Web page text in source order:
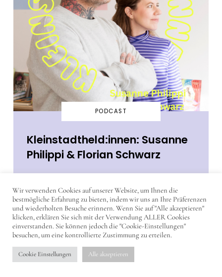
PODCAST
Kleinstadtheld:innen: Susanne
Philippi & Florian Schwarz
darüber, wie aus einer Idee der
Buchfink Verlag wurde und warum
Geschichten den Mut haben können,
eine ganze Stadt zu verändern.
Wir verwenden Cookies auf unserer Website, um Ihnen die
bestmögliche Erfahrung zu bieten, indem wir uns an Ihre Präferenzen
und wiederholten Besuche erinnern. Wenn Sie auf "Alle akzeptieren"
klicken, erklären Sie sich mit der Verwendung ALLER Cookies
einverstanden. Sie können jedoch die "Cookie-Einstellungen"
besuchen, um eine kontrollierte Zustimmung zu erteilen.
Cookie Einstellungen Alle akzeptieren